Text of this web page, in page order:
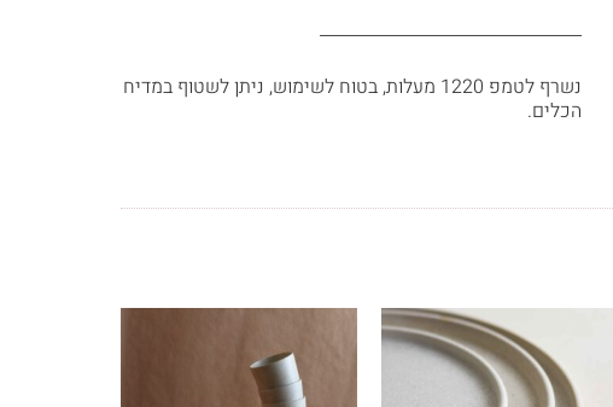
_______________________________
נשרף לטמפ 1220 מעלות, בטוח לשימוש, ניתן לשטוף במדיח
הכלים.